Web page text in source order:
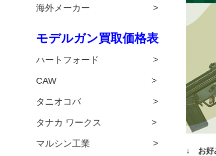
↓ お好
海外メーカー >
モデルガン買取価格表
ハートフォード >
CAW >
タニオコバ >
タナカ ワークス >
マルシン工業 >